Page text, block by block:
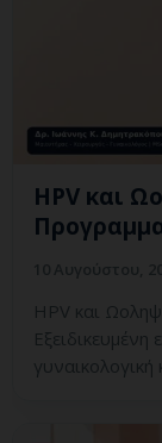
HPV και
HPV και
Εξειδικευμένη